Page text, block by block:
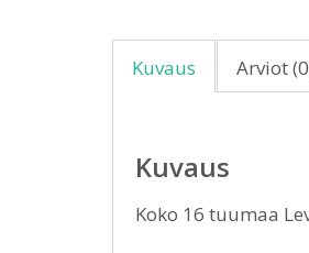
Kuvaus Arviot
Kuvaus
Koko 16 tuumaa